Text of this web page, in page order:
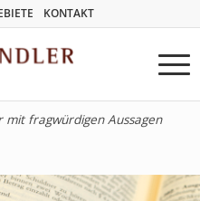
KONTAKT
mit fragwürdigen Aussagen